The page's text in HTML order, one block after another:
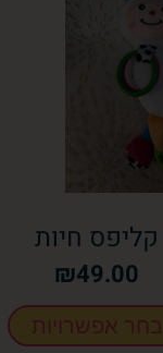
קליפס חיות
₪49.00
בחר אפשרויות